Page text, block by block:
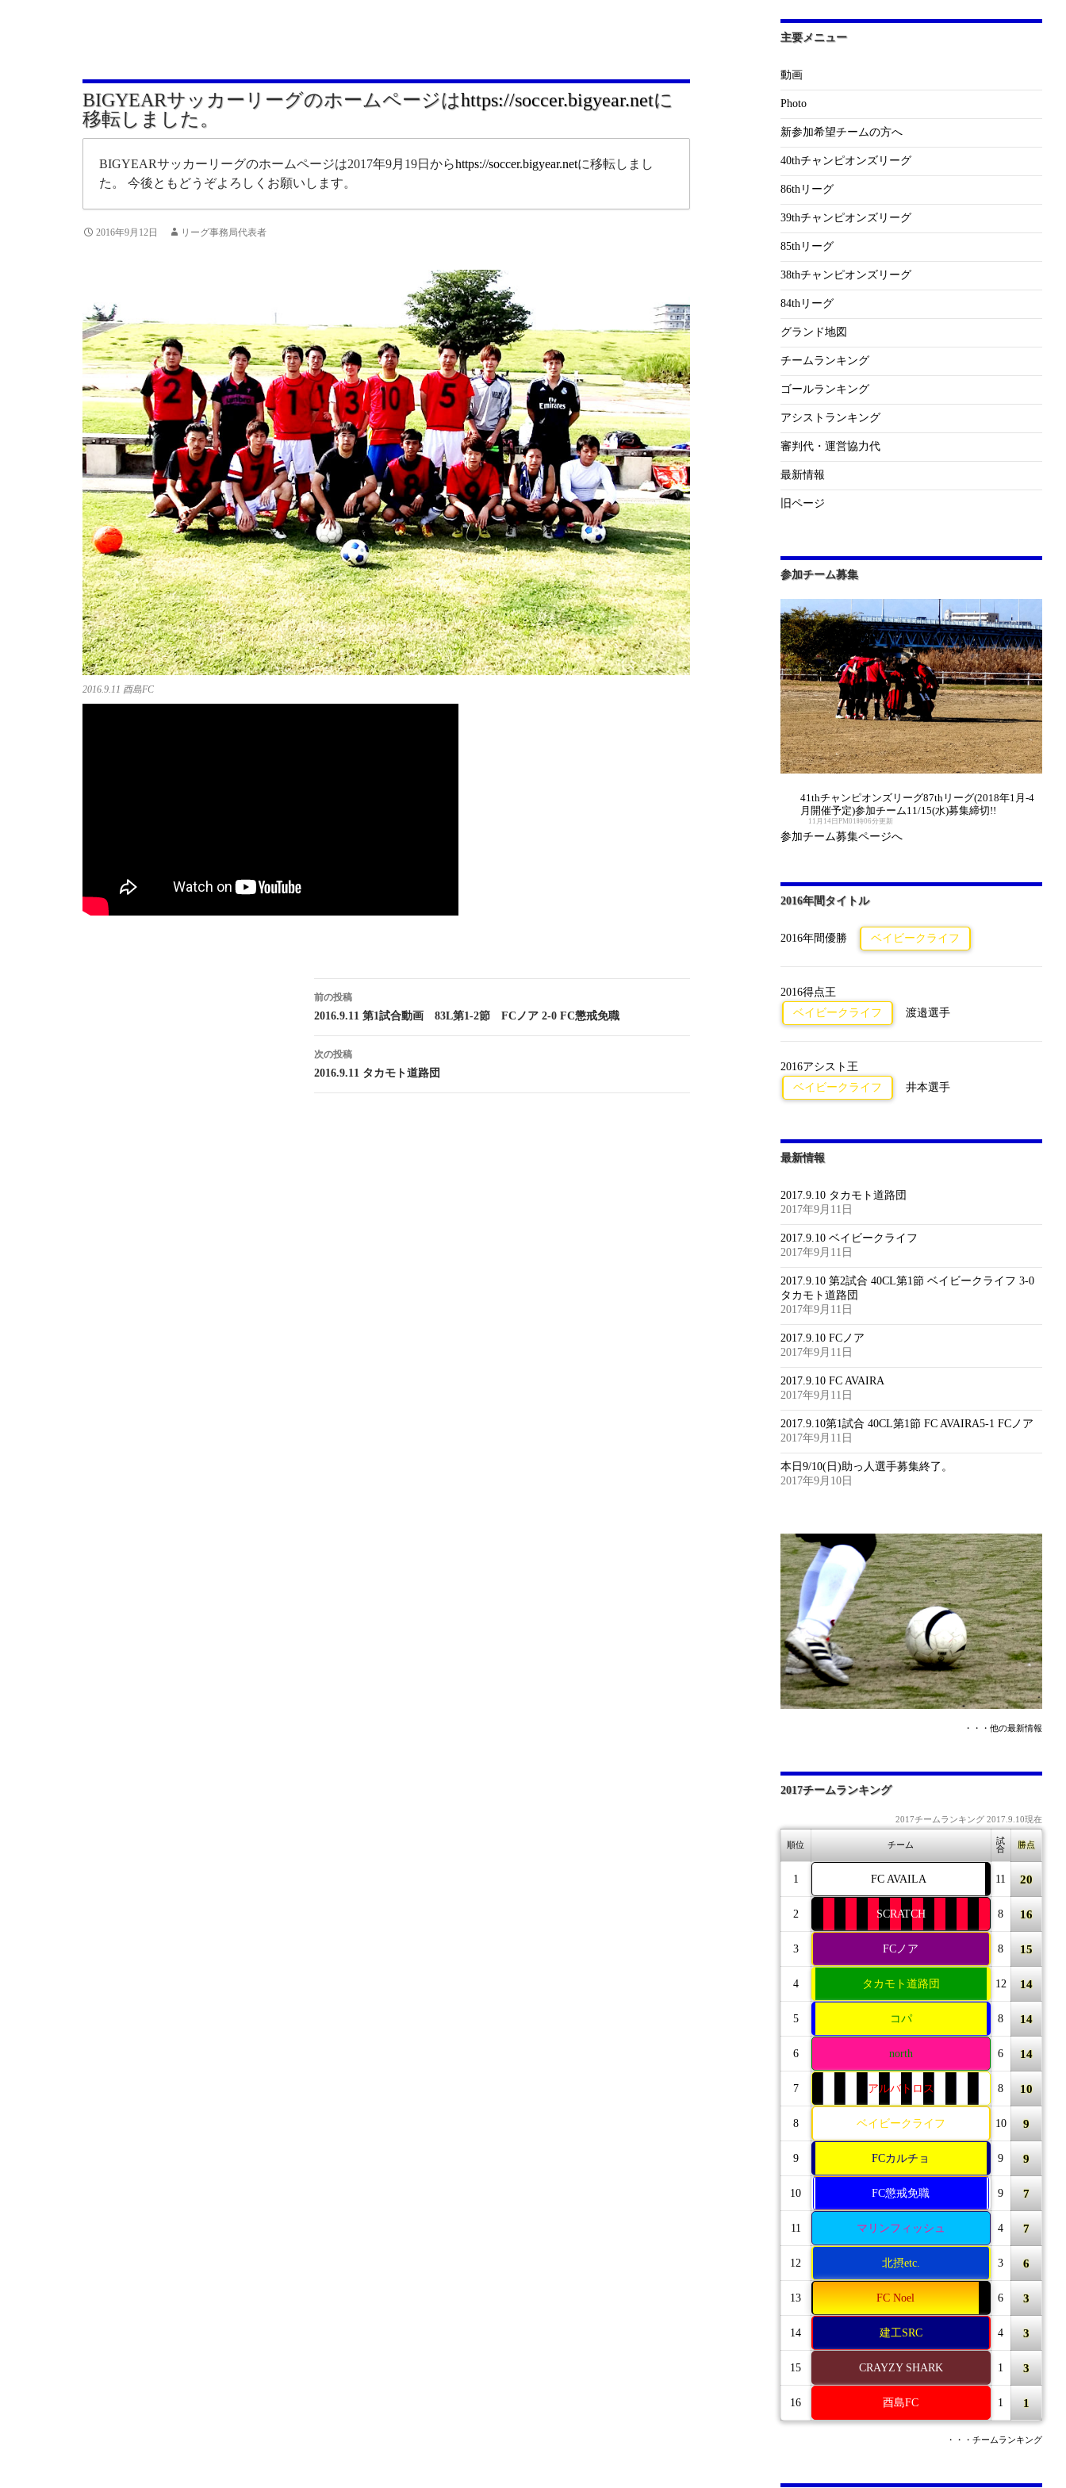
BIGYEARサッカーリーグのホームページはhttps://soccer.bigyear.netに
移転しました。
BIGYEARサッカーリーグのホームページは2017年9月19日からhttps://soccer.bigyear.netに移転しまし
た。 今後ともどうぞよろしくお願いします。
2016年9月12日 リーグ事務局代表者
2016.9.11 酉島FC
投
稿
ナ
ビ
前の投稿
2016.9.11 第1試合動画 83L第1-2節 FCノア 2-0 FC懲戒免職
次の投稿
2016.9.11 タカモト道路団
主要メニュー
動画
Photo
新参加希望チームの方へ
40thチャンピオンズリーグ
86thリーグ
39thチャンピオンズリーグ
85thリーグ
38thチャンピオンズリーグ
84thリーグ
グランド地図
チームランキング
ゴールランキング
アシストランキング
審判代・運営協力代
最新情報
旧ページ
参加チーム募集
41thチャンピオンズリーグ87thリーグ(2018年1月-4
月開催予定)参加チーム11/15(水)募集締切!!
11月14日PM01時06分更新
参加チーム募集ページへ
2016年間タイトル
2016年間優勝 ベイビークライフ
2016得点王
ベイビークライフ
渡邉選手
2016アシスト王
ベイビークライフ
井本選手
最新情報
2017.9.10 タカモト道路団
2017年9月11日
2017.9.10 ベイビークライフ
2017年9月11日
2017.9.10 第2試合 40CL第1節 ベイビークライフ 3-0
タカモト道路団
2017年9月11日
2017.9.10 FCノア
2017年9月11日
2017.9.10 FC AVAIRA
2017年9月11日
2017.9.10第1試合 40CL第1節 FC AVAIRA5-1 FCノア
2017年9月11日
本日9/10(日)助っ人選手募集終了。
2017年9月10日
・・・他の最新情報
2017チームランキング
2017チームランキング 2017.9.10現在
順位 チーム
試
合
勝点
1 FC AVAILA 11 20
2 SCRATCH 8 16
3 FCノア 8 15
4 タカモト道路団 12 14
5 コパ 8 14
6 north 6 14
7 アルバトロス 8 10
8 ベイビークライフ 10 9
9 FCカルチョ 9 9
10 FC懲戒免職 9 7
11 マリンフィッシュ 4 7
12 北摂etc. 3 6
13 FC Noel 6 3
14 建工SRC 4 3
15 CRAYZY SHARK 1 3
16 酉島FC 1 1
・・・チームランキング